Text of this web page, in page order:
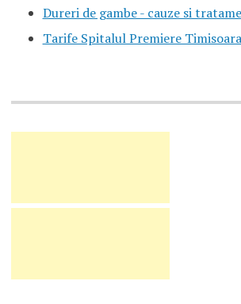
Dureri de gambe - cauze si
Tarife Spitalul Premiere Timisoara